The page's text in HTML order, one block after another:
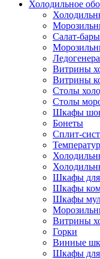
Холодильное
Салат-бары
Витрины
Витрины
Столы
Столы
Шкафы
Бонеты
Сплит-
Шкафы для
Шкафы
Шкафы
Витрины
Горки
Винные
Шкафы для